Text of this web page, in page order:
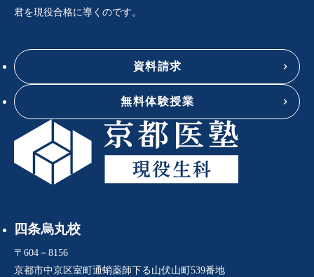
君を現役合格に導くのです。
資料請求
無料体験授業
四条烏丸校
〒604－8156
京都市中京区室町通蛸薬師下る山伏山町539番地